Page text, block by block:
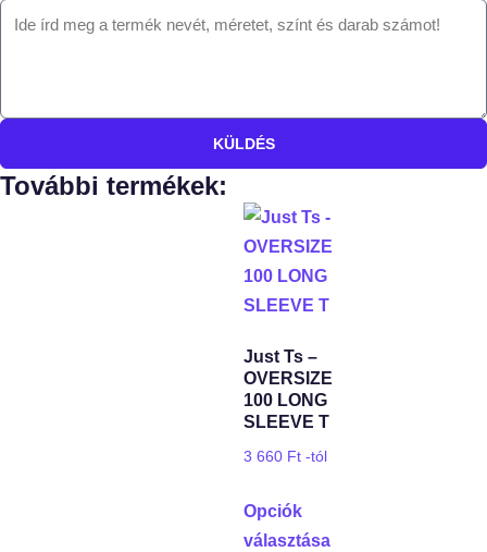
KÜLDÉS
További termékek:
Just Ts –
OVERSIZE
100 LONG
SLEEVE T
3 660 Ft -tól
Opciók
választása